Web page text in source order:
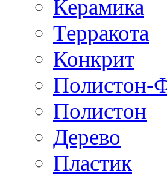
Керамика
Терракота
Конкрит
Полистон-
Полистон
Дерево
Пластик